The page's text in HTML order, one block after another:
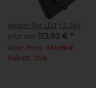
Ampel Rot LED 12-24V
jetzt nur 113,93 € *
Alter Preis: 151,90 €
Rabatt: 25%